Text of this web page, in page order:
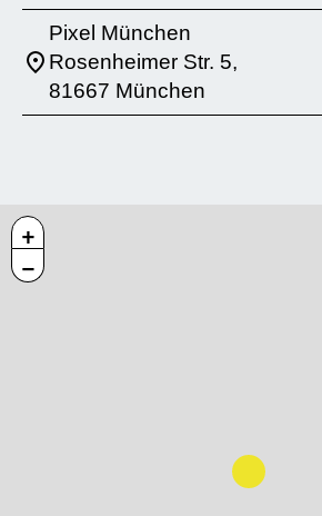
Pixel München
Rosenheimer Str. 5,
81667 München
+
−